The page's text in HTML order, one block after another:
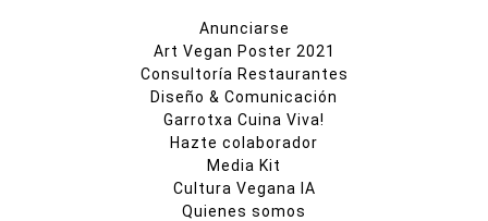
Anunciarse
Art Vegan Poster 2021
Consultoría Restaurantes
Diseño & Comunicación
Garrotxa Cuina Viva!
Hazte colaborador
Media Kit
Cultura Vegana IA
Quienes somos